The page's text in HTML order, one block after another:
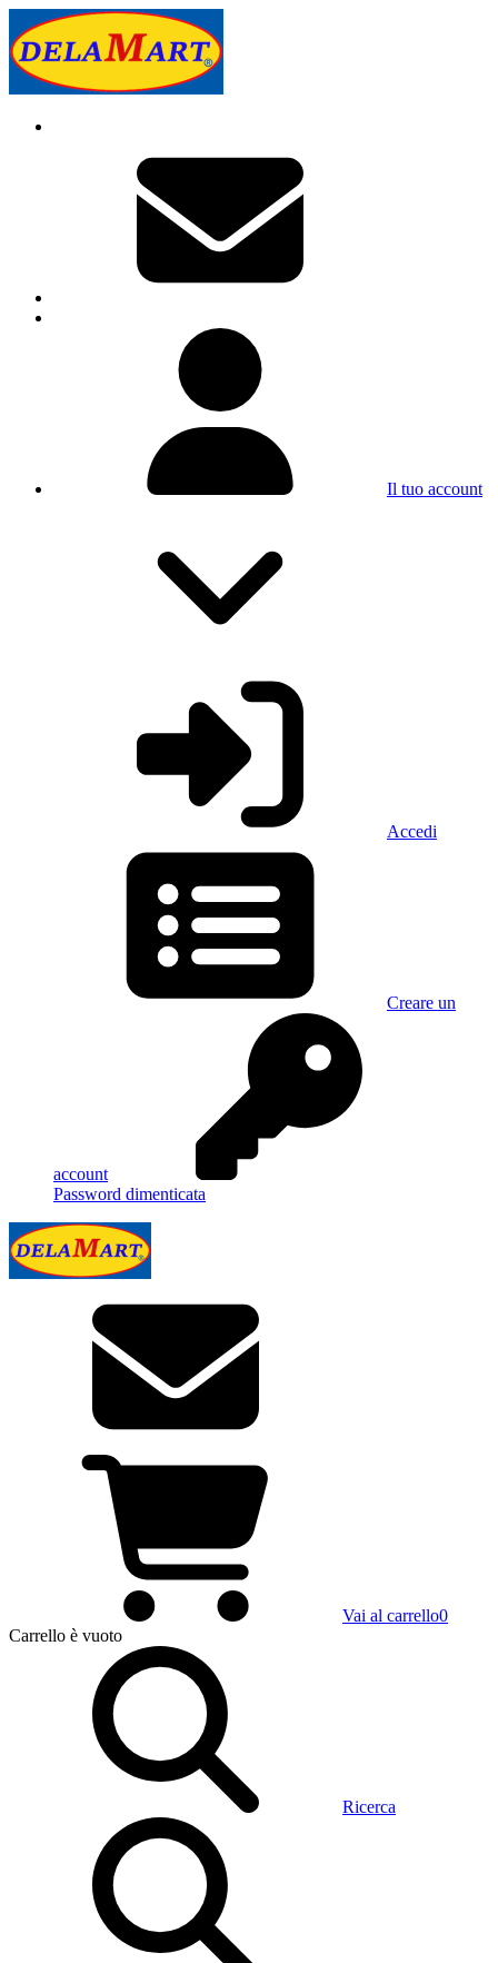
Il tuo account
Accedi
Creare un
account
Password dimenticata
Vai al carrello0
Carrello è vuoto
Ricerca